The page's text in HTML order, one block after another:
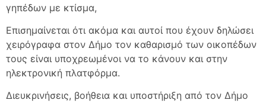
γηπέδων με κτίσμα,
Επισημαίνεται ότι ακόμα και αυτοί που έχουν δηλώσει
χειρόγραφα στον Δήμο τον καθαρισμό των οικοπέδων
τους είναι υποχρεωμένοι να το κάνουν και στην
ηλεκτρονική πλατφόρμα.
Διευκρινήσεις, βοήθεια και υποστήριξη από τον Δήμο